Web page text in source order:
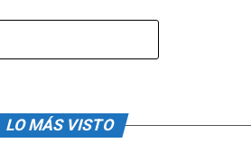
LO MÁS VISTO